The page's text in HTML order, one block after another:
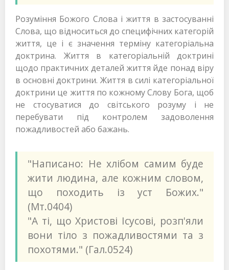
Розуміння Божого Слова і життя в застосуванні
Слова, що відноситься до специфічних категорій
життя, це і є значення терміну категоріальна
доктрина. Життя в категоріальній доктрині
щодо практичних деталей життя йде понад віру
в основні доктрини. Життя в силі категоріальної
доктрини це життя по кожному Слову Бога, щоб
не стосуватися до світського розуму і не
перебувати під контролем задоволення
пожадливостей або бажань.
"Написано: Не хлібом самим буде
жити людина, але кожним словом,
що походить із уст Божих."
(Мт.0404)
"А ті, що Христові Ісусові, розп'яли
вони тіло з пожадливостями та з
похотями." (Гал.0524)